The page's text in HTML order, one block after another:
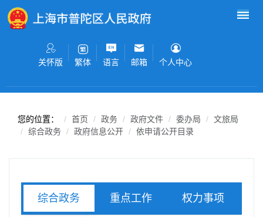
无障碍操作说明
关怀版 繁体 语言 邮箱 个人中心
您的位置： 首页 政务 政府文件 委办局
文旅局
综合政务
政府信息公开 依申请公开目录
综合政务 重点工作 权力事项